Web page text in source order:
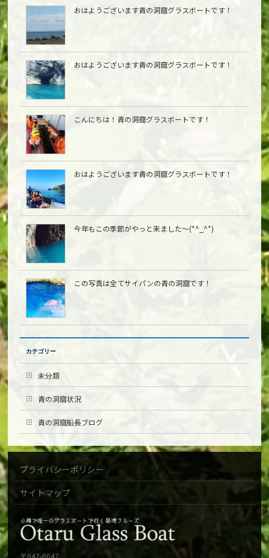
おはようございます青の洞窟グラスボートです！
おはようございます青の洞窟グラスボートです！
こんにちは︎！青の洞窟グラスボートです！
おはようございます青の洞窟グラスボートです！
今年もこの季節がやっと来ました〜(*^_^*)
この写真は全てサイパンの青の洞窟です！
カテゴリー
未分類
青の洞窟状況
青の洞窟船長ブログ
プライバシーポリシー
サイトマップ
〒047-0047